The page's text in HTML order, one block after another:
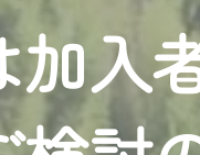
入
TV』は2024年9
まいの地域の動画